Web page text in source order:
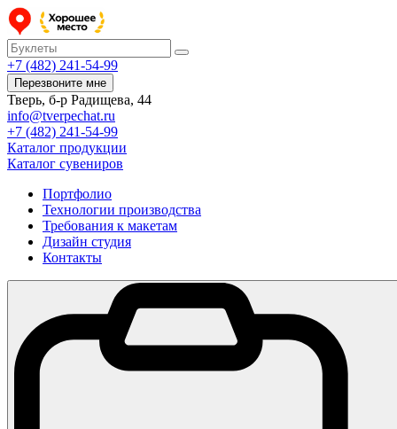
+7 (482) 241-54-99
Перезвоните мне
Тверь, б-р Радищева, 44
info@tverpechat.ru
+7 (482) 241-54-99
Каталог продукции
Каталог сувениров
Портфолио
Технологии производства
Требования к макетам
Дизайн студия
Контакты